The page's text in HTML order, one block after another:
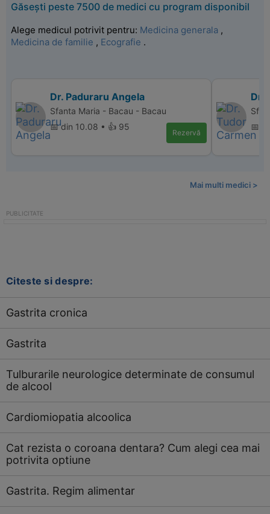
Găsești peste 7500 de medici cu program disponibil
Alege medicul potrivit pentru: Medicina generala ,
Medicina de familie , Ecografie .
Dr. Paduraru Angela
Sfanta Maria - Bacau - Bacau
📅 din 10.08 • 👍 95
Rezervă
Dr.
📅
Mai multi medici >
Citeste si despre:
Gastrita cronica
Gastrita
Tulburarile neurologice determinate de consumul
de alcool
Cardiomiopatia alcoolica
Cat rezista o coroana dentara? Cum alegi cea mai
potrivita optiune
Gastrita. Regim alimentar